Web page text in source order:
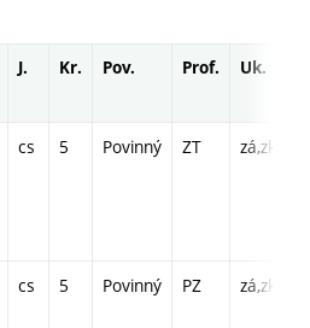
J. Kr. Pov. Prof. Uk.
cs 5 Povinný ZT zá,zk
cs 5 Povinný PZ zá,zk